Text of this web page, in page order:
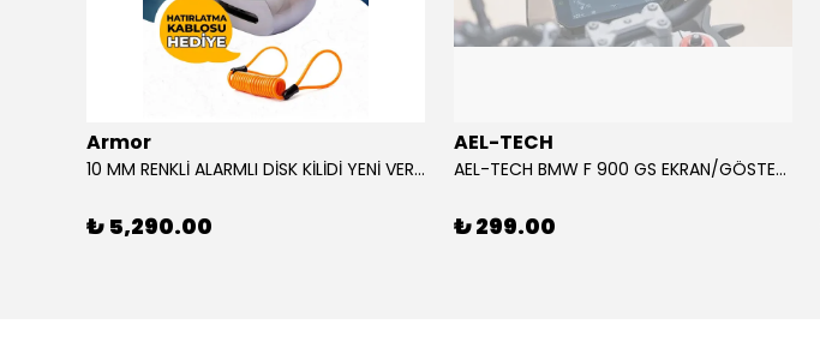
Armor
10 MM RENKLİ ALARMLI DİSK KİLİDİ YENİ VERSİYON
₺ 5,290.00
AEL-TECH
AEL-TECH BMW F 900 GS EKRAN/GÖSTERGE KORUYUCU 2024-2025
₺ 299.00